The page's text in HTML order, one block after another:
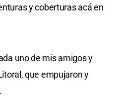
y coberturas acá en
uno de mis amigos y
que empujaron y